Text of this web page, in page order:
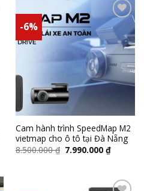
-6%
Add to
wishlist
Cam hành trình SpeedMap M2
vietmap cho ô tô tại Đà Nẵng
8.500.000₫ 7.990.000 ₫